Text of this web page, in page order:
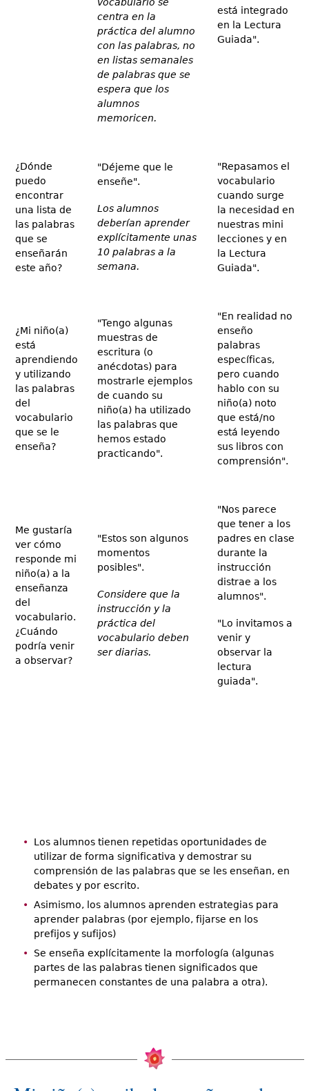
centra en la
práctica del alumno
con las palabras, no
en listas semanales
de palabras que se
espera que los
alumnos
memoricen.
está integrado
en la Lectura
Guiada".
¿Dónde
puedo
encontrar
una lista de
las palabras
que se
enseñarán
este año?
"Déjeme que le
enseñe".
Los alumnos
deberían aprender
explícitamente unas
10 palabras a la
semana.
"Repasamos el
vocabulario
cuando surge
la necesidad en
nuestras mini
lecciones y en
la Lectura
Guiada".
¿Mi niño(a)
está
aprendiendo
y utilizando
las palabras
del
vocabulario
que se le
enseña?
"Tengo algunas
muestras de
escritura (o
anécdotas) para
mostrarle ejemplos
de cuando su
niño(a) ha utilizado
las palabras que
hemos estado
practicando".
"En realidad no
enseño
palabras
específicas,
pero cuando
hablo con su
niño(a) noto
que está/no
está leyendo
sus libros con
comprensión".
Me gustaría
ver cómo
responde mi
niño(a) a la
enseñanza
del
vocabulario.
¿Cuándo
podría venir
a observar?
"Estos son algunos
momentos
posibles".
Considere que la
instrucción y la
práctica del
vocabulario deben
ser diarias.
"Nos parece
que tener a los
padres en clase
durante la
instrucción
distrae a los
alumnos".
"Lo invitamos a
venir y
observar la
lectura
guiada".
Los alumnos tienen repetidas oportunidades de
utilizar de forma significativa y demostrar su
comprensión de las palabras que se les enseñan, en
debates y por escrito.
Asimismo, los alumnos aprenden estrategias para
aprender palabras (por ejemplo, fijarse en los
prefijos y sufijos)
Se enseña explícitamente la morfología (algunas
partes de las palabras tienen significados que
permanecen constantes de una palabra a otra).